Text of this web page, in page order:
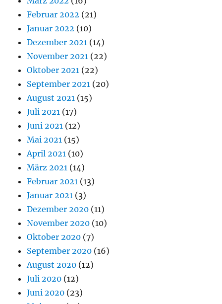
Februar 2022 (21)
Januar 2022 (10)
Dezember 2021 (14)
November 2021 (22)
Oktober 2021 (22)
September 2021 (20)
August 2021 (15)
Juli 2021 (17)
Juni 2021 (12)
Mai 2021 (15)
April 2021 (10)
März 2021 (14)
Februar 2021 (13)
Januar 2021 (3)
Dezember 2020 (11)
November 2020 (10)
Oktober 2020 (7)
September 2020 (16)
August 2020 (12)
Juli 2020 (12)
Juni 2020 (23)